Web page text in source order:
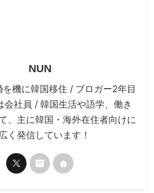
NUN
機に韓国移住 / ブロガー2年目
会社員 / 韓国生活や語学、働き
、主に韓国・海外在住者向けに
く発信しています！